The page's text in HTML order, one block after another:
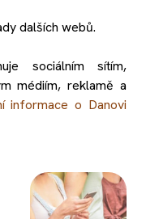
dalších webů.
sociálním sítím,
médiím, reklamě a
informace o Danovi